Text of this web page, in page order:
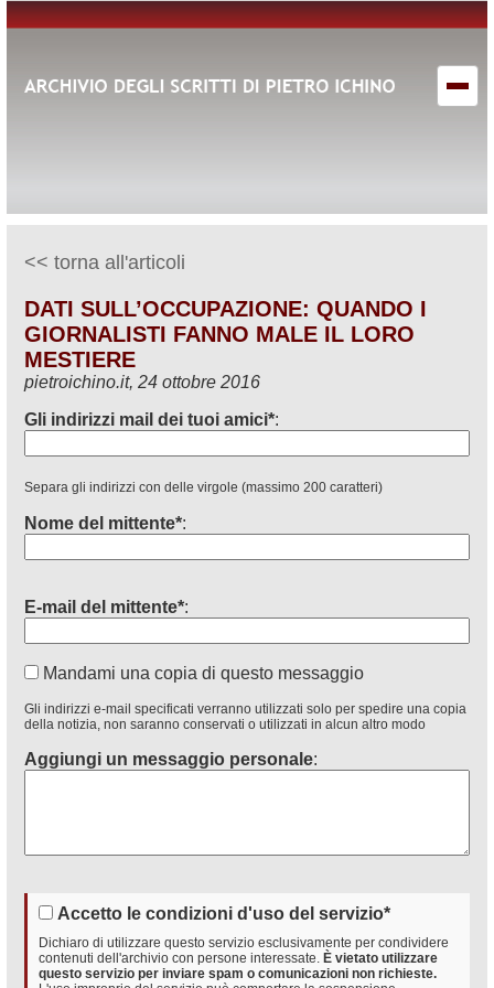
<< torna all'articoli
DATI SULL’OCCUPAZIONE: QUANDO I
GIORNALISTI FANNO MALE IL LORO
MESTIERE
pietroichino.it, 24 ottobre 2016
Gli indirizzi mail dei tuoi amici*:
Separa gli indirizzi con delle virgole (massimo 200 caratteri)
Nome del mittente*:
E-mail del mittente*:
Mandami una copia di questo messaggio
Gli indirizzi e-mail specificati verranno utilizzati solo per spedire una copia
della notizia, non saranno conservati o utilizzati in alcun altro modo
Aggiungi un messaggio personale:
Accetto le condizioni d'uso del servizio*
Dichiaro di utilizzare questo servizio esclusivamente per condividere
contenuti dell'archivio con persone interessate. È vietato utilizzare
questo servizio per inviare spam o comunicazioni non richieste.